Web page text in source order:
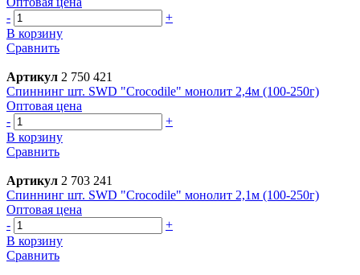
-
+
В корзину
Сравнить
Артикул 2 750 421
Спиннинг шт. SWD "Crocodile" монолит 2,4м (100-250г)
Оптовая цена
-
+
В корзину
Сравнить
Артикул 2 703 241
Спиннинг шт. SWD "Crocodile" монолит 2,1м (100-250г)
Оптовая цена
-
+
В корзину
Сравнить